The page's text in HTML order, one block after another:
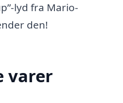
lyd fra Mario-
den!
varer